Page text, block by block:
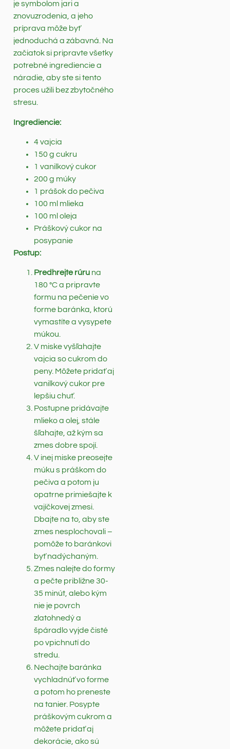
je symbolom jari a
znovuzrodenia, a jeho
príprava môže byť
jednoduchá a zábavná. Na
začiatok si pripravte všetky
potrebné ingrediencie a
náradie, aby ste si tento
proces užili bez zbytočného
stresu.
Ingrediencie:
4 vajcia
150 g cukru
1 vanilkový cukor
200 g múky
1 prášok do pečiva
100 ml mlieka
100 ml oleja
Práškový cukor na
posypanie
Postup:
Predhrejte rúru na
180 °C a pripravte
formu na pečenie vo
forme baránka, ktorú
vymastíte a vysypete
múkou.
V miske vyšľahajte
vajcia so cukrom do
peny. Môžete pridať aj
vanilkový cukor pre
lepšiu chuť.
Postupne pridávajte
mlieko a olej, stále
šľahajte, až kým sa
zmes dobre spojí.
V inej miske preosejte
múku s práškom do
pečiva a potom ju
opatrne primiešajte k
vajíčkovej zmesi.
Dbajte na to, aby ste
zmes nesplochovali –
pomôže to baránkovi
byť nadýchaným.
Zmes nalejte do formy
a pečte približne 30-
35 minút, alebo kým
nie je povrch
zlatohnedý a
špáradlo vyjde čisté
po vpichnutí do
stredu.
Nechajte baránka
vychladnúť vo forme
a potom ho preneste
na tanier. Posypte
práškovým cukrom a
môžete pridať aj
dekorácie, ako sú